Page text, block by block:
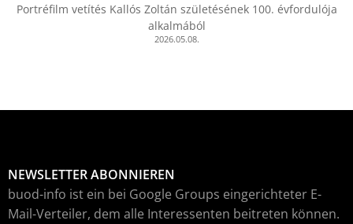
Portréfilm vetítés Kallós Zoltán születésének 100. évfordulója
alkalmából
2026.05.08.
NEWSLETTER ABONNIEREN
buod-info ist ein bei Google Groups eingerichteter E-
Mail-Verteiler, dem alle Interessenten beitreten können.